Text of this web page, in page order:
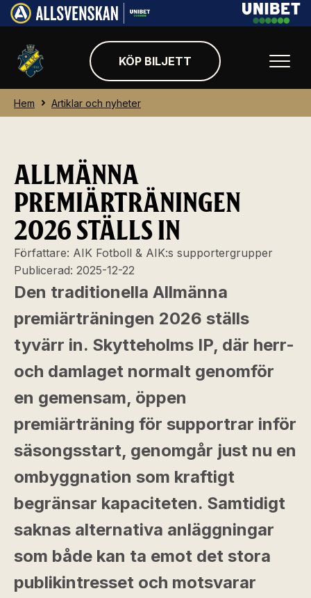
KÖP BILJETT
Hem Artiklar och nyheter
ALLMÄNNA
PREMIÄRTRÄNINGEN
2026 STÄLLS IN
Författare: AIK Fotboll & AIK:s supportergrupper
Publicerad: 2025-12-22
Den traditionella Allmänna
premiärträningen 2026 ställs
tyvärr in. Skytteholms IP, där herr-
och damlaget normalt genomför
en gemensam, öppen
premiärträning för supportrar inför
säsongsstart, genomgår just nu en
ombyggnation som kraftigt
begränsar kapaciteten. Samtidigt
saknas alternativa anläggningar
som både kan ta emot det stora
publikintresset och motsvarar